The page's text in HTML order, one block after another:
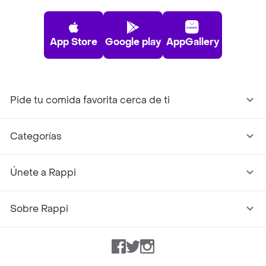
App Store Google play AppGallery
Pide tu comida favorita cerca de ti
Categorías
Únete a Rappi
Sobre Rappi
Facebook
TwitterInstagram